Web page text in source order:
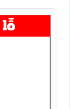
label)